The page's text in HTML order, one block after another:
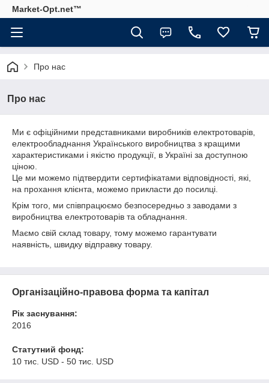
Market-Opt.net™
Про нас
Про нас
Ми є офіційними представниками виробників електротоварів,
електрообладнання Українського виробництва з кращими
характеристиками і якістю продукції, в Україні за доступною
ціною.
Це ми можемо підтвердити сертифікатами відповідності, які,
на прохання клієнта, можемо прикласти до посилці.
Крім того, ми співпрацюємо безпосередньо з заводами з
виробництва електротоварів та обладнання.
Маємо свій склад товару, тому можемо гарантувати
наявність, швидку відправку товару.
Організаційно-правова форма та капітал
Рік заснування:
2016
Статутний фонд:
10 тис. USD - 50 тис. USD